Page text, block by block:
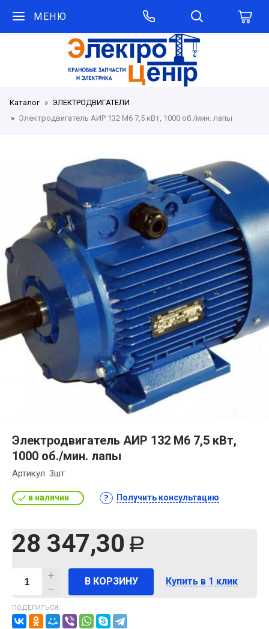
МЕНЮ
Каталог
ЭЛЕКТРОДВИГАТЕЛИ
Электродвигатель АИР 132 М6 7,5 кВт, 1000 об./мин. лапы
Электродвигатель АИР 132 М6 7,5 кВт,
1000 об./мин. лапы
Артикул: 3шт
в наличии Получить консультацию
28 347,30 Р
В КОРЗИНУ Купить в 1 клик
ПОДЕЛИТЬСЯ: